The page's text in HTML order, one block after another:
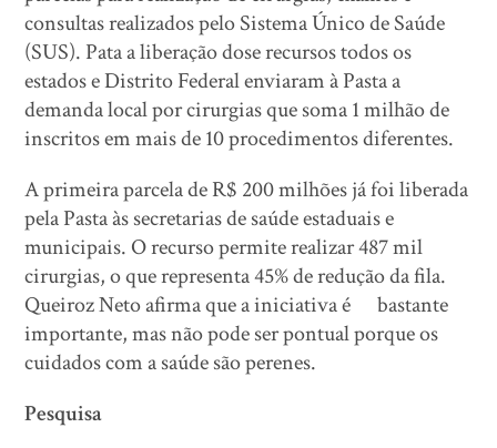
consultas realizados pelo Sistema Único de Saúde
(SUS). Pata a liberação dose recursos todos os
estados e Distrito Federal enviaram à Pasta a
demanda local por cirurgias que soma 1 milhão de
inscritos em mais de 10 procedimentos diferentes.
A primeira parcela de R$ 200 milhões já foi liberada
pela Pasta às secretarias de saúde estaduais e
municipais. O recurso permite realizar 487 mil
cirurgias, o que representa 45% de redução da fila.
Queiroz Neto afirma que a iniciativa é bastante
importante, mas não pode ser pontual porque os
cuidados com a saúde são perenes.
Pesquisa